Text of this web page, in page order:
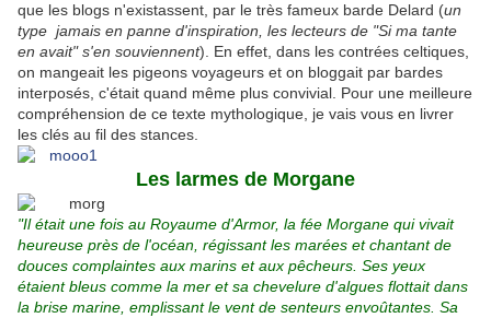
que les blogs n'existassent, par le très fameux barde Delard (un
type jamais en panne d'inspiration, les lecteurs de "Si ma tante
en avait" s'en souviennent). En effet, dans les contrées celtiques,
on mangeait les pigeons voyageurs et on bloggait par bardes
interposés, c'était quand même plus convivial. Pour une meilleure
compréhension de ce texte mythologique, je vais vous en livrer
les clés au fil des stances.
Les larmes de Morgane
"Il était une fois au Royaume d'Armor, la fée Morgane qui vivait
heureuse près de l'océan, régissant les marées et chantant de
douces complaintes aux marins et aux pêcheurs. Ses yeux
étaient bleus comme la mer et sa chevelure d'algues flottait dans
la brise marine, emplissant le vent de senteurs envoûtantes. Sa